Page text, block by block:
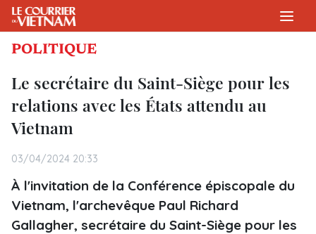
POLITIQUE
Le secrétaire du Saint-Siège pour les
relations avec les États attendu au
Vietnam
03/04/2024 20:33
À l'invitation de la Conférence épiscopale du
Vietnam, l'archevêque Paul Richard
Gallagher, secrétaire du Saint-Siège pour les